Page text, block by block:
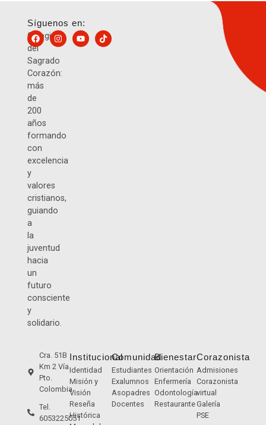
Colegio
del
Sagrado
Corazón:
más
de
200
años
formando
con
excelencia
y
valores
cristianos,
guiando
a
la
juventud
hacia
un
futuro
consciente
y
solidario.
Síguenos en:
Cra. 51B
Km 2 Vía
Pto.
Colombia
Tel.
6053225051
Institucional
Identidad
Misión y
Visión
Reseña
Histórica
Comunidad
Estudiantes
Exalumnos
Asopadres
Docentes
Bienestar
Orientación
Enfermería
Odontología
Restaurante
Corazonista
Admisiones
Corazonista
virtual
Galería
PSE